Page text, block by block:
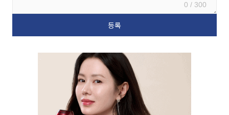
0 / 300